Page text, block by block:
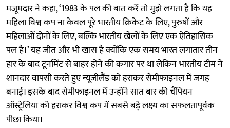
मजूमदार ने कहा, ‘1983 के पल की बात करें तो मुझे लगता है कि यह
महिला विश्व कप ना केवल पूरे भारतीय क्रिकेट के लिए, पुरुषों और
महिलाओं दोनों के लिए, बल्कि भारतीय खेलों के लिए एक ऐतिहासिक
पल है।’ यह जीत और भी खास है क्योंकि एक समय भारत लगातार तीन
हार के बाद टूर्नामेंट से बाहर होने की कगार पर था लेकिन भारतीय टीम ने
शानदार वापसी करते हुए न्यूजीलैंड को हराकर सेमीफाइनल में जगह
बनाई। इसके बाद सेमीफाइनल में उन्होंने सात बार की चैंपियन
ऑस्ट्रेलिया को हराकर विश्व कप में सबसे बड़े लक्ष्य का सफलतापूर्वक
पीछा किया।